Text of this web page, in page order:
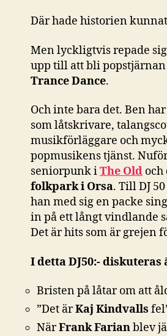
Där hade historien
Men lyckligtvis repade
upp till att bli popstjärnan
Trance Dance.
Och inte bara det. Ben
som låtskrivare,
musikförläggare och
popmusikens tjänst.
seniorpunk iThe Old
folkpark i Orsa. Till DJ
han med sig en packe
in på ett långt vindlande
Det är hits som är grejen
I detta DJ50:- diskuteras
Bristen på låtar om att
”Det ärKaj Kindvalls
NärFrank Farianblev